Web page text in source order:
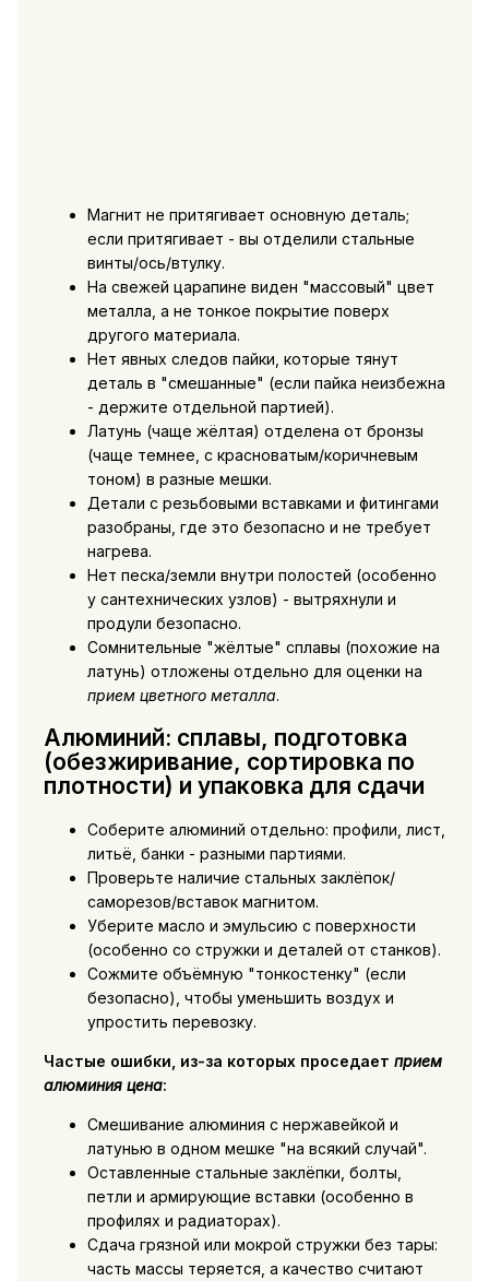
Магнит не притягивает основную деталь;
если притягивает - вы отделили стальные
винты/ось/втулку.
На свежей царапине виден "массовый" цвет
металла, а не тонкое покрытие поверх
другого материала.
Нет явных следов пайки, которые тянут
деталь в "смешанные" (если пайка неизбежна
- держите отдельной партией).
Латунь (чаще жёлтая) отделена от бронзы
(чаще темнее, с красноватым/коричневым
тоном) в разные мешки.
Детали с резьбовыми вставками и фитингами
разобраны, где это безопасно и не требует
нагрева.
Нет песка/земли внутри полостей (особенно
у сантехнических узлов) - вытряхнули и
продули безопасно.
Сомнительные "жёлтые" сплавы (похожие на
латунь) отложены отдельно для оценки на
прием цветного металла.
Алюминий: сплавы, подготовка
(обезжиривание, сортировка по
плотности) и упаковка для сдачи
Соберите алюминий отдельно: профили, лист,
литьё, банки - разными партиями.
Проверьте наличие стальных заклёпок/
саморезов/вставок магнитом.
Уберите масло и эмульсию с поверхности
(особенно со стружки и деталей от станков).
Сожмите объёмную "тонкостенку" (если
безопасно), чтобы уменьшить воздух и
упростить перевозку.
Частые ошибки, из-за которых проседает прием
алюминия цена:
Смешивание алюминия с нержавейкой и
латунью в одном мешке "на всякий случай".
Оставленные стальные заклёпки, болты,
петли и армирующие вставки (особенно в
профилях и радиаторах).
Сдача грязной или мокрой стружки без тары:
часть массы теряется, а качество считают